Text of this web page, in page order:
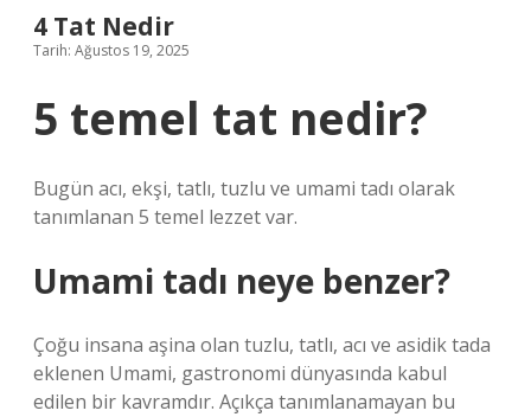
4 Tat Nedir
Tarih: Ağustos 19, 2025
5 temel tat nedir?
Bugün acı, ekşi, tatlı, tuzlu ve umami tadı olarak
tanımlanan 5 temel lezzet var.
Umami tadı neye benzer?
Çoğu insana aşina olan tuzlu, tatlı, acı ve asidik tada
eklenen Umami, gastronomi dünyasında kabul
edilen bir kavramdır. Açıkça tanımlanamayan bu